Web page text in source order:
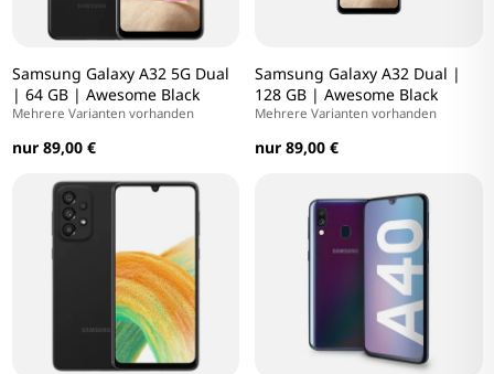
Samsung Galaxy A32 5G Dual
| 64 GB | Awesome Black
Mehrere Varianten vorhanden
nur 89,00 €
Samsung Galaxy A32 Dual |
128 GB | Awesome Black
Mehrere Varianten vorhanden
nur 89,00 €